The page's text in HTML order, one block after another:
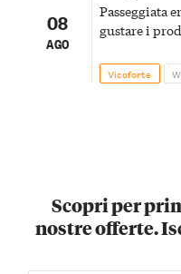
08
AGO
Passeggiata
gustare i
Vicoforte
Scopri per
nostre offerte.